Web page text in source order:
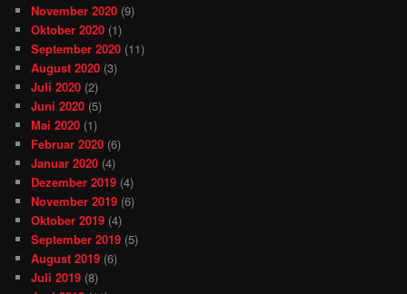
November 2020 (9)
Oktober 2020 (1)
September 2020 (11)
August 2020 (3)
Juli 2020 (2)
Juni 2020 (5)
Mai 2020 (1)
Februar 2020 (6)
Januar 2020 (4)
Dezember 2019 (4)
November 2019 (6)
Oktober 2019 (4)
September 2019 (5)
August 2019 (6)
Juli 2019 (8)